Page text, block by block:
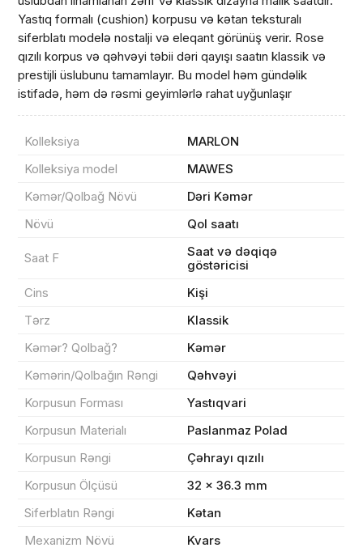
Yastıq formalı (cushion) korpusu və kətan teksturalı
siferblatı modelə nostalji və eleqant görünüş verir. Rose
qızılı korpus və qəhvəyi təbii dəri qayışı saatın klassik və
prestijli üslubunu tamamlayır. Bu model həm gündəlik
istifadə, həm də rəsmi geyimlərlə rahat uyğunlaşır
Kolleksiya
MARLON
Kolleksiya model
MAWES
Kəmər/Qolbağ Növü
Dəri Kəmər
Növü
Qol saatı
Saat F
Saat və dəqiqə
göstəricisi
Cins
Kişi
Tərz
Klassik
Kəmər? Qolbağ?
Kəmər
Kəmərin/Qolbağın Rəngi
Qəhvəyi
Korpusun Forması
Yastıqvari
Korpusun Materialı
Paslanmaz Polad
Korpusun Rəngi
Çəhrayı qızılı
Korpusun Ölçüsü
32 × 36.3 mm
Siferblatın Rəngi
Kətan
Mexanizm Növü
Kvars
Məhsul(lar) səbətə əlavə edildi
Məhsul toplam(0)
Çatdırılma
Yekun məbləğ OK